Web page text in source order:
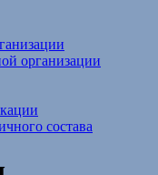
организации
состава